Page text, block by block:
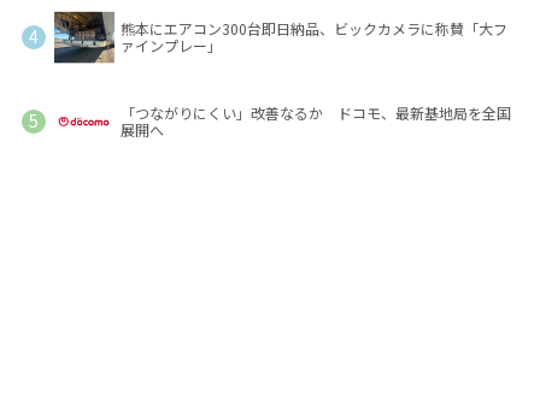
熊本にエアコン300台即日納品、ビックカメラに称賛「大フ
ァインプレー」
「つながりにくい」改善なるか ドコモ、最新基地局を全国
展開へ